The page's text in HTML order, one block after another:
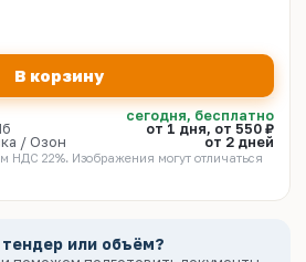
В корзину
сегодня, бесплатно
от 1 дня, от 550 ₽
/ Озон
от 2 дней
НДС 22%. Изображения могут отличаться
или объём?